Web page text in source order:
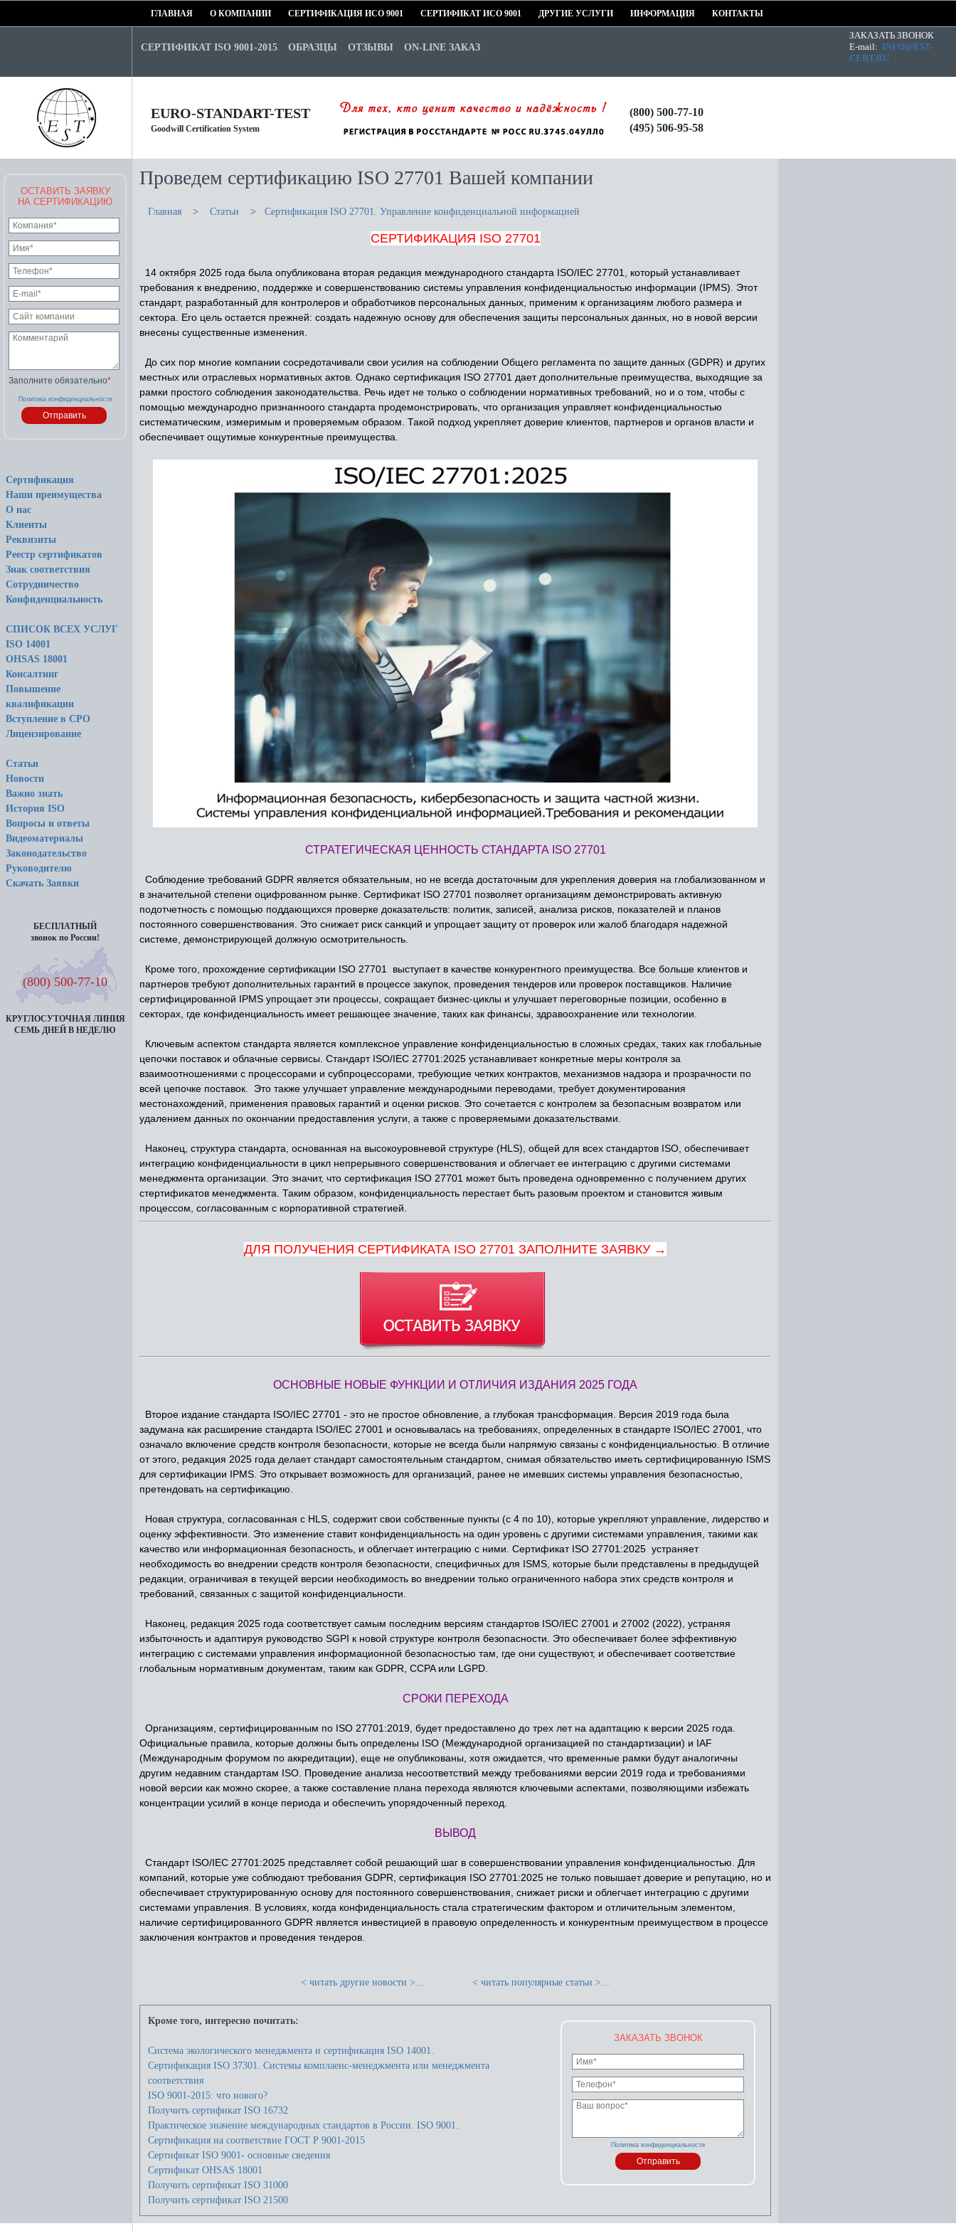
ГЛАВНАЯ О КОМПАНИИ СЕРТИФИКАЦИЯ ИСО 9001 СЕРТИФИКАТ ИСО 9001 ДРУГИЕ УСЛУГИ ИНФОРМАЦИЯ КОНТАКТЫ
СЕРТИФИКАТ ISO 9001-2015 ОБРАЗЦЫ ОТЗЫВЫ ON-LINE ЗАКАЗ
ЗАКАЗАТЬ ЗВОНОК
E-mail: INFO@EST-
CERT.RU
EURO-STANDART-TEST
Goodwill Certification System
(800) 500-77-10
(495) 506-95-58
ОСТАВИТЬ ЗАЯВКУ
НА СЕРТИФИКАЦИЮ
Заполните обязательно*
Политика конфиденциальности
Сертификация
Наши преимущества
О нас
Клиенты
Реквизиты
Реестр сертификатов
Знак соответствия
Сотрудничество
Конфиденциальность
СПИСОК ВСЕХ УСЛУГ
ISO 14001
OHSAS 18001
Консалтинг
Повышение
квалификации
Вступление в СРО
Лицензирование
Статьи
Новости
Важно знать
История ISO
Вопросы и ответы
Видеоматериалы
Законодательство
Руководителю
Скачать Заявки
БЕСПЛАТНЫЙ
звонок по России!
(800) 500-77-10
КРУГЛОСУТОЧНАЯ ЛИНИЯ
СЕМЬ ДНЕЙ В НЕДЕЛЮ
Проведем сертификацию ISO 27701 Вашей компании
Главная > Статьи > Сертификация ISO 27701. Управление конфиденциальной информацией
СЕРТИФИКАЦИЯ ISO 27701
14 октября 2025 года была опубликована вторая редакция международного стандарта ISO/IEC 27701, который устанавливает
требования к внедрению, поддержке и совершенствованию системы управления конфиденциальностью информации (IPMS). Этот
стандарт, разработанный для контролеров и обработчиков персональных данных, применим к организациям любого размера и
сектора. Его цель остается прежней: создать надежную основу для обеспечения защиты персональных данных, но в новой версии
внесены существенные изменения.
До сих пор многие компании сосредотачивали свои усилия на соблюдении Общего регламента по защите данных (GDPR) и других
местных или отраслевых нормативных актов. Однако сертификация ISO 27701 дает дополнительные преимущества, выходящие за
рамки простого соблюдения законодательства. Речь идет не только о соблюдении нормативных требований, но и о том, чтобы с
помощью международно признанноого стандарта продемонстрировать, что организация управляет конфиденциальностью
систематическим, измеримым и проверяемым образом. Такой подход укрепляет доверие клиентов, партнеров и органов власти и
обеспечивает ощутимые конкурентные преимущества.
СТРАТЕГИЧЕСКАЯ ЦЕННОСТЬ СТАНДАРТА ISO 27701
Соблюдение требований GDPR является обязательным, но не всегда достаточным для укрепления доверия на глобализованном и
в значительной степени оцифрованном рынке. Сертификат ISO 27701 позволяет организациям демонстрировать активную
подотчетность с помощью поддающихся проверке доказательств: политик, записей, анализа рисков, показателей и планов
постоянного совершенствования. Это снижает риск санкций и упрощает защиту от проверок или жалоб благодаря надежной
системе, демонстрирующей должную осмотрительность.
Кроме того, прохождение сертификации ISO 27701 выступает в качестве конкурентного преимущества. Все больше клиентов и
партнеров требуют дополнительных гарантий в процессе закупок, проведения тендеров или проверок поставщиков. Наличие
сертифицированной IPMS упрощает эти процессы, сокращает бизнес-циклы и улучшает переговорные позиции, особенно в
секторах, где конфиденциальность имеет решающее значение, таких как финансы, здравоохранение или технологии.
Ключевым аспектом стандарта является комплексное управление конфиденциальностью в сложных средах, таких как глобальные
цепочки поставок и облачные сервисы. Стандарт ISO/IEC 27701:2025 устанавливает конкретные меры контроля за
взаимоотношениями с процессорами и субпроцессорами, требующие четких контрактов, механизмов надзора и прозрачности по
всей цепочке поставок. Это также улучшает управление международными переводами, требует документирования
местонахождений, применения правовых гарантий и оценки рисков. Это сочетается с контролем за безопасным возвратом или
удалением данных по окончании предоставления услуги, а также с проверяемыми доказательствами.
Наконец, структура стандарта, основанная на высокоуровневой структуре (HLS), общей для всех стандартов ISO, обеспечивает
интеграцию конфиденциальности в цикл непрерывного совершенствования и облегчает ее интеграцию с другими системами
менеджмента организации. Это значит, что сертификация ISO 27701 может быть проведена одновременно с получением других
стертификатов менеджмента. Таким образом, конфиденциальность перестает быть разовым проектом и становится живым
процессом, согласованным с корпоративной стратегией.
ДЛЯ ПОЛУЧЕНИЯ СЕРТИФИКАТА ISO 27701 ЗАПОЛНИТЕ ЗАЯВКУ →
ОСНОВНЫЕ НОВЫЕ ФУНКЦИИ И ОТЛИЧИЯ ИЗДАНИЯ 2025 ГОДА
Второе издание стандарта ISO/IEC 27701 - это не простое обновление, а глубокая трансформация. Версия 2019 года была
задумана как расширение стандарта ISO/IEC 27001 и основывалась на требованиях, определенных в стандарте ISO/IEC 27001, что
означало включение средств контроля безопасности, которые не всегда были напрямую связаны с конфиденциальностью. В отличие
от этого, редакция 2025 года делает стандарт самостоятельным стандартом, снимая обязательство иметь сертифицированную ISMS
для сертификации IPMS. Это открывает возможность для организаций, ранее не имевших системы управления безопасностью,
претендовать на сертификацию.
Новая структура, согласованная с HLS, содержит свои собственные пункты (с 4 по 10), которые укрепляют управление, лидерство и
оценку эффективности. Это изменение ставит конфиденциальность на один уровень с другими системами управления, такими как
качество или информационная безопасность, и облегчает интеграцию с ними. Сертификат ISO 27701:2025 устраняет
необходимость во внедрении средств контроля безопасности, специфичных для ISMS, которые были представлены в предыдущей
редакции, ограничивая в текущей версии необходимость во внедрении только ограниченного набора этих средств контроля и
требований, связанных с защитой конфиденциальности.
Наконец, редакция 2025 года соответствует самым последним версиям стандартов ISO/IEC 27001 и 27002 (2022), устраняя
избыточность и адаптируя руководство SGPI к новой структуре контроля безопасности. Это обеспечивает более эффективную
интеграцию с системами управления информационной безопасностью там, где они существуют, и обеспечивает соответствие
глобальным нормативным документам, таким как GDPR, CCPA или LGPD.
СРОКИ ПЕРЕХОДА
Организациям, сертифицированным по ISO 27701:2019, будет предоставлено до трех лет на адаптацию к версии 2025 года.
Официальные правила, которые должны быть определены ISO (Международной организацией по стандартизации) и IAF
(Международным форумом по аккредитации), еще не опубликованы, хотя ожидается, что временные рамки будут аналогичны
другим недавним стандартам ISO. Проведение анализа несоответствий между требованиями версии 2019 года и требованиями
новой версии как можно скорее, а также составление плана перехода являются ключевыми аспектами, позволяющими избежать
концентрации усилий в конце периода и обеспечить упорядоченный переход.
ВЫВОД
Стандарт ISO/IEC 27701:2025 представляет собой решающий шаг в совершенствовании управления конфиденциальностью. Для
компаний, которые уже соблюдают требования GDPR, сертификация ISO 27701:2025 не только повышает доверие и репутацию, но и
обеспечивает структурированную основу для постоянного совершенствования, снижает риски и облегчает интеграцию с другими
системами управления. В условиях, когда конфиденциальность стала стратегическим фактором и отличительным элементом,
наличие сертифицированного GDPR является инвестицией в правовую определенность и конкурентным преимуществом в процессе
заключения контрактов и проведения тендеров.
< читать другие новости >... < читать популярные статьи >...
Кроме того, интересно почитать:
Система экологического менеджмента и сертификация ISO 14001.
Сертификация ISO 37301. Системы комплаенс-менеджмента или менеджмента
соответствия
ISO 9001-2015: что нового?
Получить сертификат ISO 16732
Практическое значение международных стандартов в России. ISO 9001.
Сертификация на соответствие ГОСТ Р 9001-2015
Сертификат ISO 9001- основные сведения
Сертификат OHSAS 18001
Получить сертификат ISO 31000
Получить сертификат ISO 21500
ЗАКАЗАТЬ ЗВОНОК
Политика конфиденциальности